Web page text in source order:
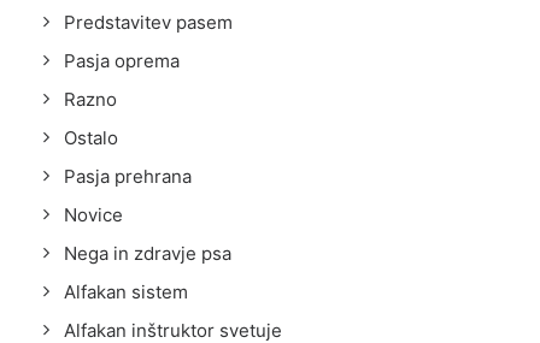
Predstavitev pasem
Pasja oprema
Razno
Ostalo
Pasja prehrana
Novice
Nega in zdravje psa
Alfakan sistem
Alfakan inštruktor svetuje